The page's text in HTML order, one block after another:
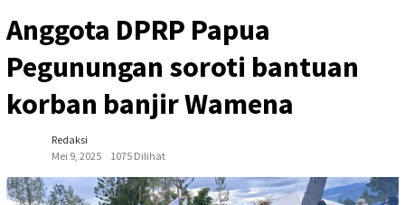
Anggota DPRP Papua
Pegunungan soroti bantuan
korban banjir Wamena
Redaksi
Mei 9, 2025
1075 Dilihat